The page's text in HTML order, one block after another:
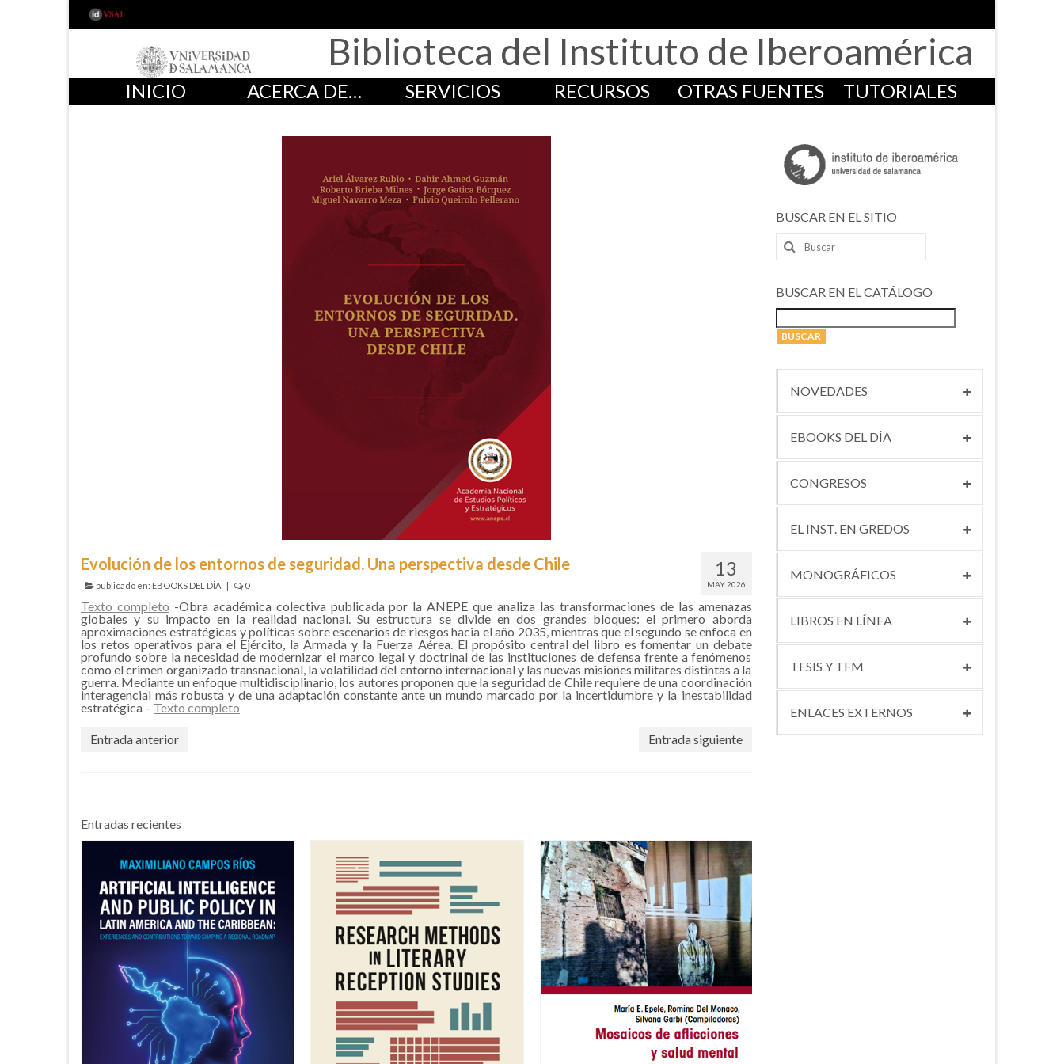
Biblioteca del Instituto de Iberoamérica
INICIO ACERCA DE… SERVICIOS RECURSOS OTRAS FUENTES TUTORIALES
13
MAY 2026
Evolución de los entornos de seguridad. Una perspectiva desde Chile
publicado en: EBOOKS DEL DÍA | 0
Texto completo -Obra académica colectiva publicada por la ANEPE que analiza las transformaciones de las amenazas
globales y su impacto en la realidad nacional. Su estructura se divide en dos grandes bloques: el primero aborda
aproximaciones estratégicas y políticas sobre escenarios de riesgos hacia el año 2035, mientras que el segundo se enfoca en
los retos operativos para el Ejército, la Armada y la Fuerza Aérea. El propósito central del libro es fomentar un debate
profundo sobre la necesidad de modernizar el marco legal y doctrinal de las instituciones de defensa frente a fenómenos
como el crimen organizado transnacional, la volatilidad del entorno internacional y las nuevas misiones militares distintas a la
guerra. Mediante un enfoque multidisciplinario, los autores proponen que la seguridad de Chile requiere de una coordinación
interagencial más robusta y de una adaptación constante ante un mundo marcado por la incertidumbre y la inestabilidad
estratégica – Texto completo
Entrada anterior Entrada siguiente
Entradas recientes
BUSCAR EN EL SITIO
Buscar
por:
BUSCAR EN EL CATÁLOGO
NOVEDADES
EBOOKS DEL DÍA
CONGRESOS
EL INST. EN GREDOS
MONOGRÁFICOS
LIBROS EN LÍNEA
TESIS Y TFM
ENLACES EXTERNOS